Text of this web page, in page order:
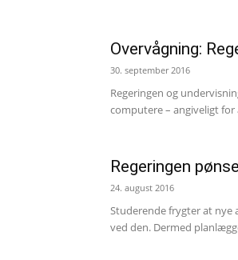
Overvågning:
30. september 2016
Regeringen og
computere – angiveligt for
Regeringen
24. august 2016
Studerende frygter at nye
ved den. Dermed